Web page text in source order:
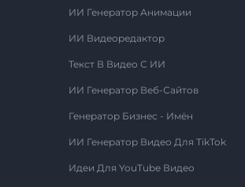
ИИ Генератор Анимации
ИИ Видеоредактор
Текст В Видео С ИИ
ИИ Генератор Веб-Сайтов
Генератор Бизнес - Имён
ИИ Генератор Видео Для TikTok
Идеи Для YouTube Видео